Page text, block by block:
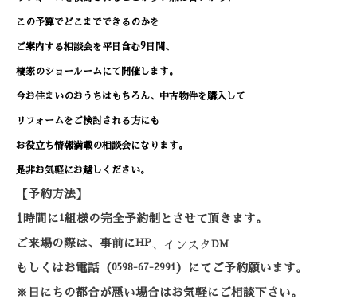
この予算でどこまでできるのかを
ご案内する相談会を平日含む9 日間、
棲家のショールームにて開催します。
今お住まいのおうちはもちろん、中古物件を購入して
リフォームをご検討される方にも
お役立ち情報満載の相談会になります。
是非お気軽にお越しください。
【予約方法】
1 時間に1組様の完全予約制とさせて頂きます。
ご来場の際は、事前にHP、インスタ DM
もしくはお電話（0598-67-2991 ）にてご予約願います。
※日にちの都合が悪い場合はお気軽にご相談下さい。